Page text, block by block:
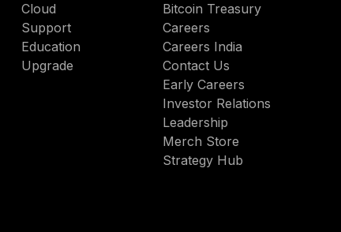
Cloud
Support
Education
Upgrade
Bitcoin Treasury
Careers
Careers India
Contact Us
Early Careers
Investor Relations
Leadership
Merch Store
Strategy Hub